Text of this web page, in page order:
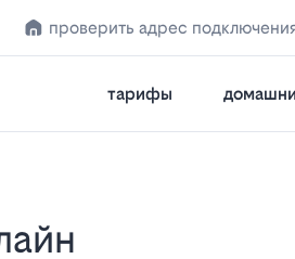
проверить адрес
тарифы